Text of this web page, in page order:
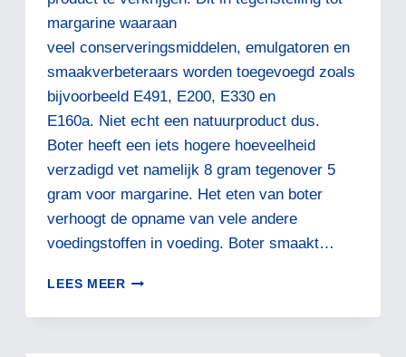
margarine waaraan
veel conserveringsmiddelen, emulgatoren en
smaakverbeteraars worden toegevoegd zoals
bijvoorbeeld E491, E200, E330 en
E160a. Niet echt een natuurproduct dus.
Boter heeft een iets hogere hoeveelheid
verzadigd vet namelijk 8 gram tegenover 5
gram voor margarine. Het eten van boter
verhoogt de opname van vele andere
voedingstoffen in voeding. Boter smaakt…
LEES MEERMET
HART